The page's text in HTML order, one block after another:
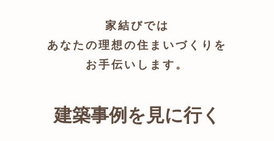
家結びでは
あなたの理想の住まいづくりを
お手伝いします。
建築事例を見に行く